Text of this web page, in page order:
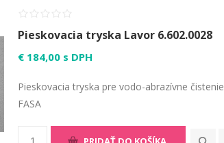
Pieskovacia tryska Lavor 6.602.0028
€ 184,00 s DPH
Pieskovacia tryska pre vodo-abrazívne
FASA